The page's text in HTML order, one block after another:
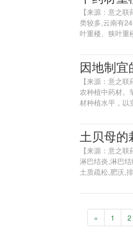
【来源：意之
类较多,云南有
叶重楼、狭叶重
因地制
【来源：意之
农种植中药材。
材种植水平，以
土贝母的
【来源：意之
淋巴结炎,淋巴
土质疏松,肥沃,
« 1 2